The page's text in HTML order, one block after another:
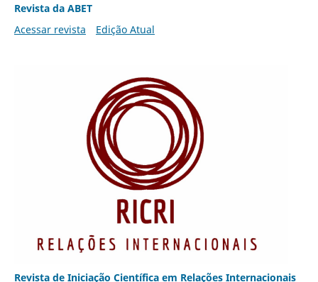
Revista da ABET
Acessar revista
Edição Atual
Revista de Iniciação Científica em Relações Internacionais